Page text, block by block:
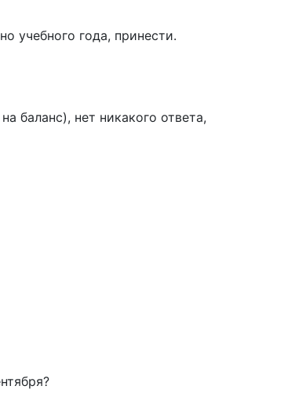
учебного года, принести.
баланс), нет никакого ответа,